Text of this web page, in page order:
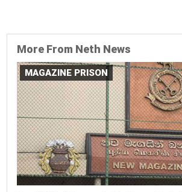
More From Neth News
MAGAZINE PRISON